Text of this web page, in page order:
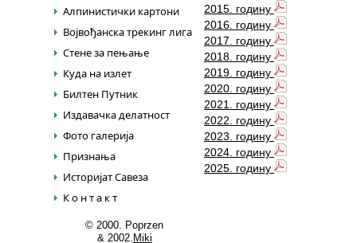
Алпинистички картони
Војвођанска трекинг лига
Стене за пењање
Куда на излет
Билтен Путник
Издавачка делатност
Фото галерија
Признања
Историјат Савеза
К о н т а к т
© 2000. Poprzen
& 2002. Miki
2015. годину
2016. годину
2017. годину
2018. годину
2019. годину
2020. годину
2021. годину
2022. годину
2023. годину
2024. годину
2025. годину